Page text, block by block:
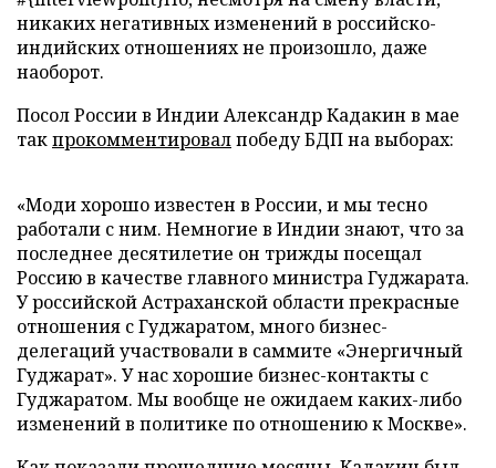
никаких негативных изменений в российско-
индийских отношениях не произошло, даже
наоборот.
Посол России в Индии Александр Кадакин в мае
такпрокомментировалпобеду БДП на выборах:
«Моди хорошо известен в России, и мы тесно
работали с ним. Немногие в Индии знают, что за
последнее десятилетие он трижды посещал
Россию в качестве главного министра Гуджарата.
У российской Астраханской области прекрасные
отношения с Гуджаратом, много бизнес-
делегаций участвовали в саммите «Энергичный
Гуджарат». У нас хорошие бизнес-контакты с
Гуджаратом. Мы вообще не ожидаем каких-либо
изменений в политике по отношению к Москве».